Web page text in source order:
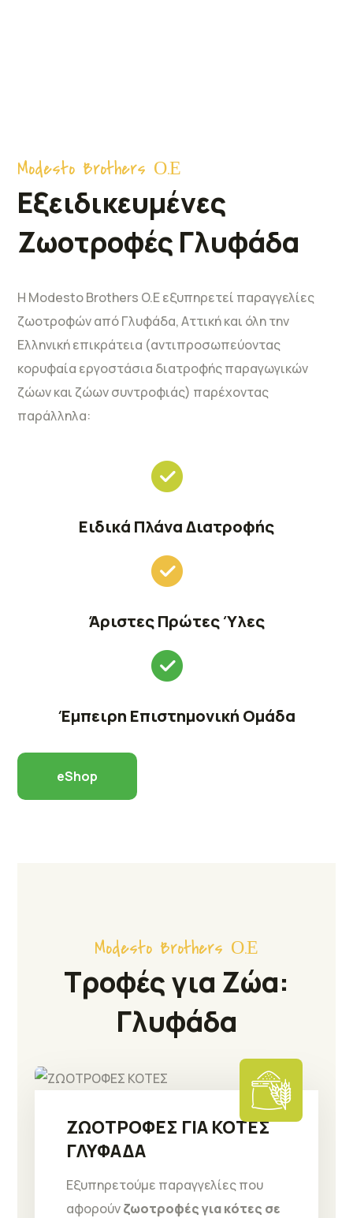
Modesto Brothers Ο.Ε
Εξειδικευμένες
Ζωοτροφές Γλυφάδα
Η Modesto Brothers O.E εξυπηρετεί παραγγελίες
ζωοτροφών από Γλυφάδα, Αττική και όλη την
Ελληνική επικράτεια (αντιπροσωπεύοντας
κορυφαία εργοστάσια διατροφής παραγωγικών
ζώων και ζώων συντροφιάς) παρέχοντας
παράλληλα:
Ειδικά Πλάνα Διατροφής
Άριστες Πρώτες Ύλες
Έμπειρη Επιστημονική Ομάδα
eShop
Modesto Brothers Ο.Ε
Τροφές για Ζώα:
Γλυφάδα
ΖΩΟΤΡΟΦΕΣ ΓΙΑ ΚΟΤΕΣ
ΓΛΥΦΑΔΑ
Εξυπηρετούμε παραγγελίες που
αφορούνζωοτροφές για κότες σε